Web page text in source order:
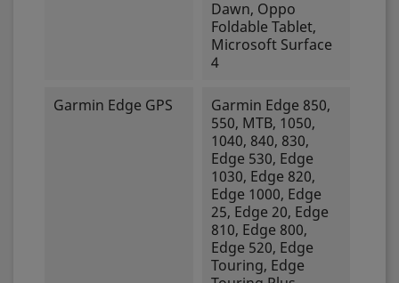
Dawn, Oppo
Foldable Tablet,
Microsoft Surface
4
Garmin Edge GPS
Garmin Edge 850,
550, MTB, 1050,
1040, 840, 830,
Edge 530, Edge
1030, Edge 820,
Edge 1000, Edge
25, Edge 20, Edge
810, Edge 800,
Edge 520, Edge
Touring, Edge